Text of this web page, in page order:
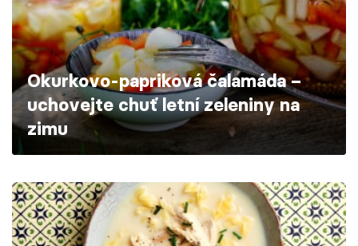
Škola vaření
Recepty z TV
Speciál: Cuketa
Těhotnej kuchař
Přihlášení
Okurkovo-papriková čalamáda –
uchovejte chuť letní zeleniny na
zimu